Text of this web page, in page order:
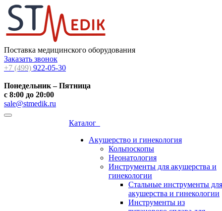
Поставка медицинского оборудования
Заказать звонок
+7 (499) 922-05-30
Понедельник – Пятница
с 8:00 до 20:00
sale@stmedik.ru
Каталог
Акушерство и гинекология
Кольпоскопы
Неонатология
Инструменты для акушерства и
гинекологии
Стальные инструменты для
акушерства и гинекологии
Инструменты из